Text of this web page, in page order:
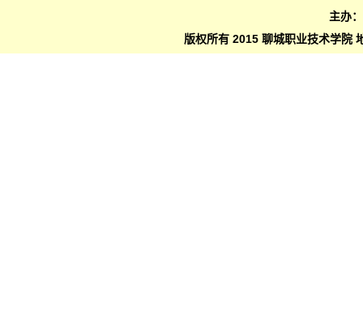
主办
版权所有 2015 聊城职业技术学院